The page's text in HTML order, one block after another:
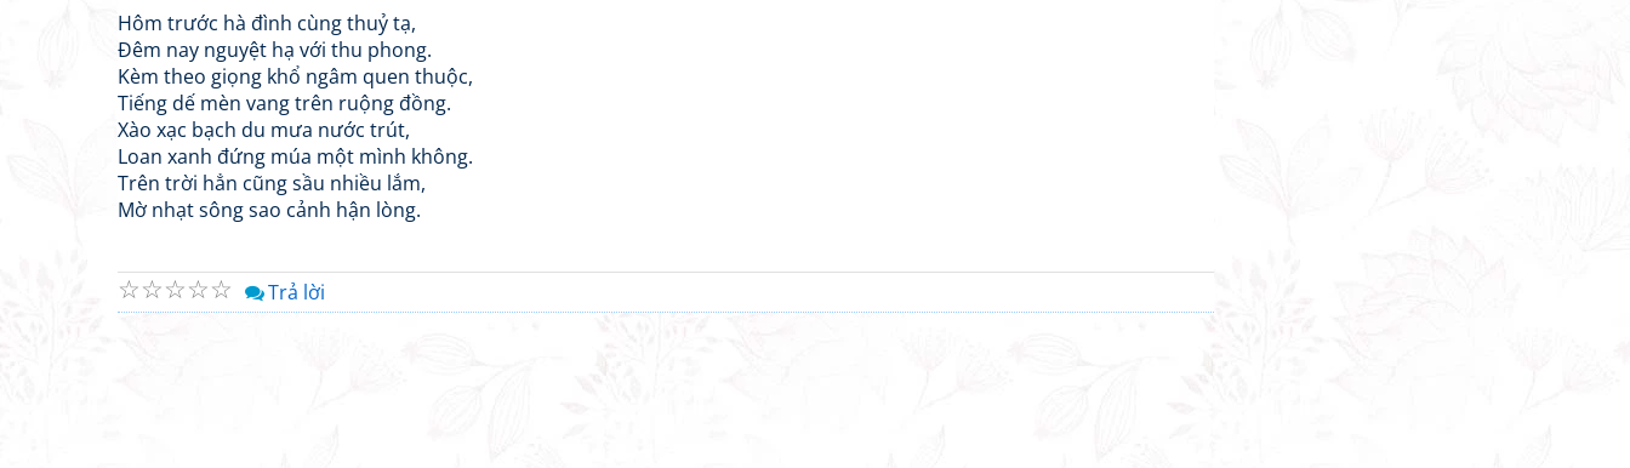
Hôm trước hà đình cùng thuỷ tạ,
Đêm nay nguyệt hạ với thu phong.
Kèm theo giọng khổ ngâm quen thuộc,
Tiếng dế mèn vang trên ruộng đồng.
Xào xạc bạch du mưa nước trút,
Loan xanh đứng múa một mình không.
Trên trời hẳn cũng sầu nhiều lắm,
Mờ nhạt sông sao cảnh hận lòng.
☆
☆
☆
☆
☆ Trả lời